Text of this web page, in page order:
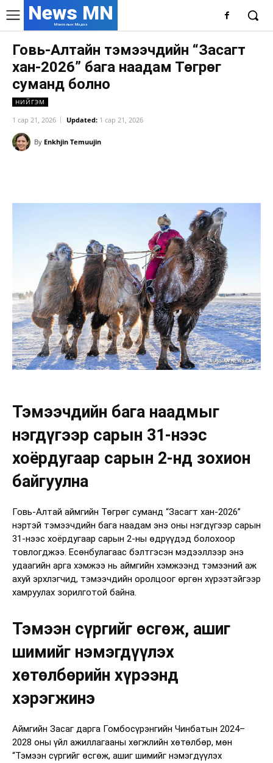
News MN
Монголын Мэдээ
Говь-Алтайн тэмээчдийн “Засагт
хан-2026” бага наадам Төгрөг
суманд болно
НИЙГЭМ
1 сар 21, 2026 Updated: 1 сар 21, 2026
By Enkhjin Temuujin
Тэмээчдийн бага наадмыг
нэгдүгээр сарын 31-нээс
хоёрдугаар сарын 2-нд зохион
байгуулна
Говь-Алтай аймгийн Төгрөг суманд “Засагт хан-2026”
нэртэй тэмээчдийн бага наадам энэ оны нэгдүгээр сарын
31-нээс хоёрдугаар сарын 2-ны өдрүүдэд болохоор
товлогджээ. Есөнбулагаас бэлтгэсэн мэдээллээр энэ
удаагийн арга хэмжээ нь аймгийн хэмжээнд тэмээний аж
ахуй эрхлэгчид, тэмээчдийн оролцоог өргөн хүрээтэйгээр
хамруулах зорилготой байна.
Тэмээн сүргийг өсгөж, ашиг
шимийг нэмэгдүүлэх
хөтөлбөрийн хүрээнд
хэрэгжинэ
Аймгийн Засаг дарга Гомбосүрэнгийн Чинбатын 2024–
2028 оны үйл ажиллагааны хөгжлийн хөтөлбөр, мөн
“Тэмээн сүргийг өсгөж, ашиг шимийг нэмэгдүүлэх